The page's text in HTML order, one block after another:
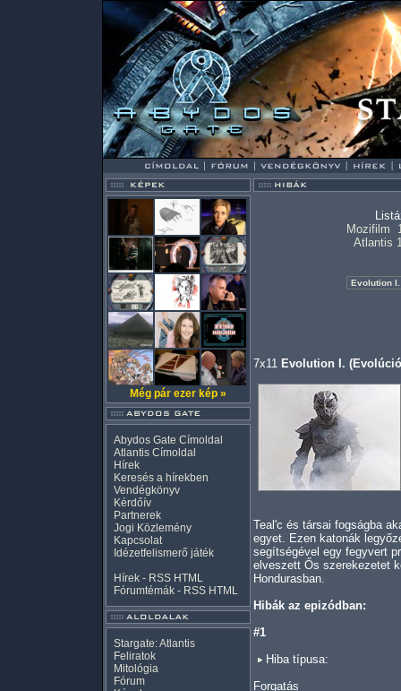
Még pár ezer kép »
Abydos Gate Címoldal
Atlantis Címoldal
Hírek
Keresés a hírekben
Vendégkönyv
Kérdőív
Partnerek
Jogi Közlemény
Kapcsolat
Idézetfelismerő játék
Hírek - RSS HTML
Fórumtémák - RSS HTML
Stargate: Atlantis
Feliratok
Mitológia
Fórum
Mozifilm
Atlantis
7x11 Evolution I.
Teal'c és társai fogságba
egyet. Ezen katonák
segítségével egy fegyvert
elveszett Ős szerekezetet
Hondurasban.
Hibák az epizódban:
#1
Hiba típusa:
Forgatás